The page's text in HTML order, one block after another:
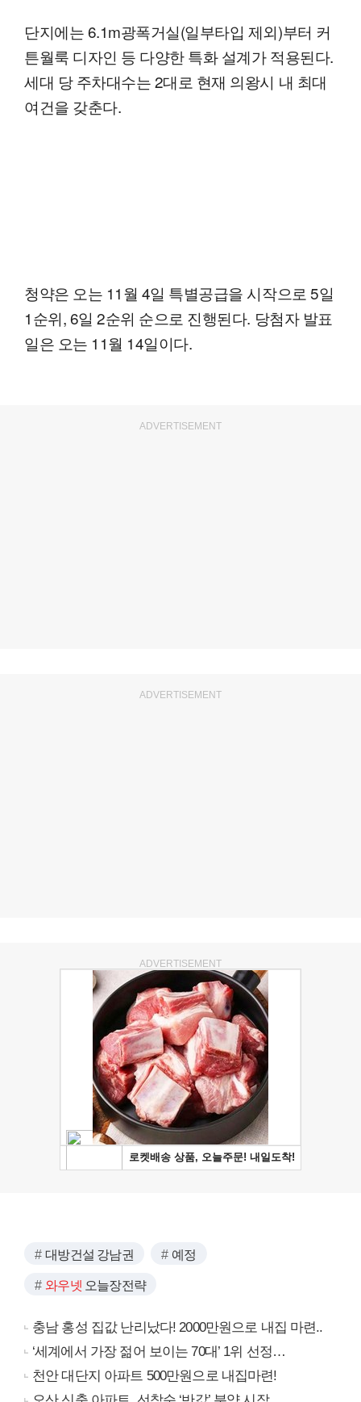
단지에는 6.1m광폭거실(일부타입 제외)부터 커
튼월룩 디자인 등 다양한 특화 설계가 적용된다.
세대 당 주차대수는 2대로 현재 의왕시 내 최대
여건을 갖춘다.
청약은 오는 11월 4일 특별공급을 시작으로 5일
1순위, 6일 2순위 순으로 진행된다. 당첨자 발표
일은 오는 11월 14일이다.
ADVERTISEMENT
ADVERTISEMENT
ADVERTISEMENT
대방건설 강남권 예정
와우넷 오늘장전략
충남 홍성 집값 난리났다! 2000만원으로 내집 마련..
‘세계에서 가장 젊어 보이는 70대’ 1위 선정…
천안 대단지 아파트 500만원으로 내집마련!